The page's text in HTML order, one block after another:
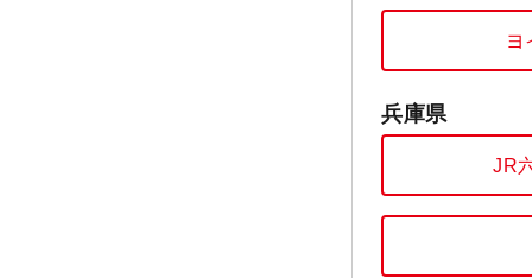
ヨ
兵庫県
JR